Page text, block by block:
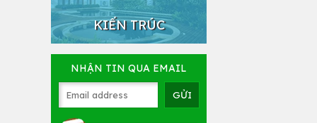
KIẾN TRÚC
NHẬN TIN QUA EMAIL